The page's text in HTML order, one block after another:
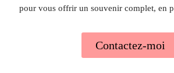
pour vous offrir un souvenir complet, en
Contactez-moi